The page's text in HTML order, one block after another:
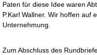
Paten für diese Idee waren
P.Karl Wallner. Wir hoffen auf
Unternehmung.
Zum Abschluss des